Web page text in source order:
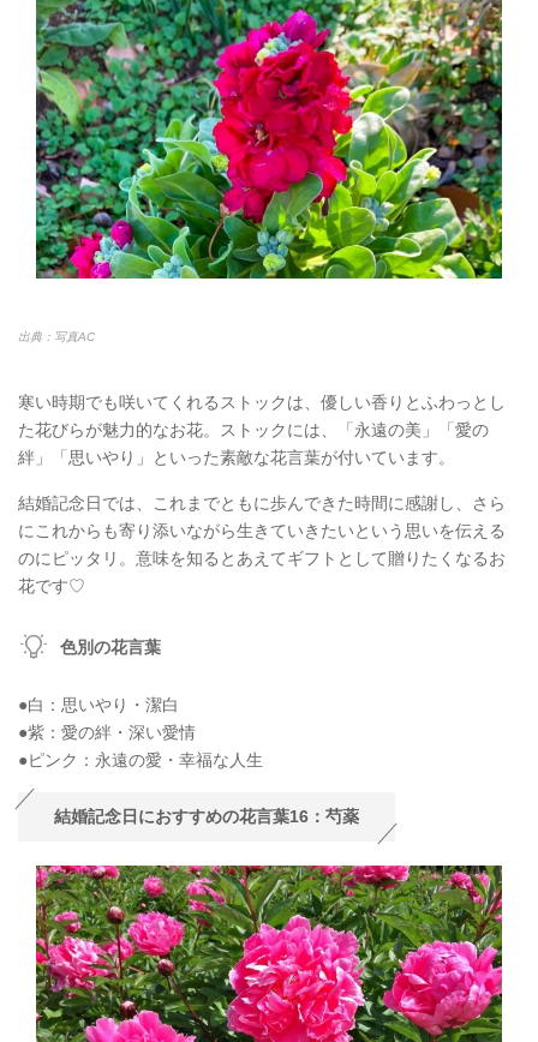
出典：写真AC
寒い時期でも咲いてくれるストックは、優しい香りとふわっとし
た花びらが魅力的なお花。ストックには、「永遠の美」「愛の
絆」「思いやり」といった素敵な花言葉が付いています。
結婚記念日では、これまでともに歩んできた時間に感謝し、さら
にこれからも寄り添いながら生きていきたいという思いを伝える
のにピッタリ。意味を知るとあえてギフトとして贈りたくなるお
花です♡
色別の花言葉
●白：思いやり・潔白
●紫：愛の絆・深い愛情
●ピンク：永遠の愛・幸福な人生
結婚記念日におすすめの花言葉16：芍薬